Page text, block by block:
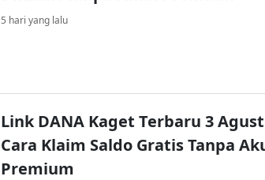
5 hari yang lalu
Link DANA Kaget Terbaru 3
Cara Klaim Saldo Gratis Tanpa
Premium